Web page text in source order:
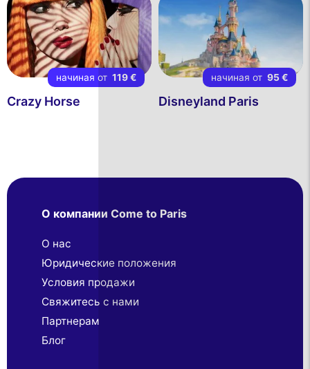
начиная от 119 €
Crazy Horse
начиная от 95 €
Disneyland Paris
О компании Come to Paris
О нас
Юридические положения
Условия продажи
Свяжитесь с нами
Партнерaм
Блог